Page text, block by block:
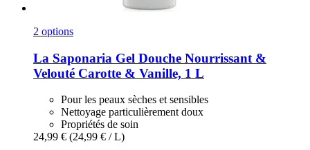
2 options
La Saponaria Gel Douche Nourrissant &
Velouté Carotte & Vanille, 1 L
Pour les peaux sèches et sensibles
Nettoyage particulièrement doux
Propriétés de soin
24,99 € (24,99 € / L)